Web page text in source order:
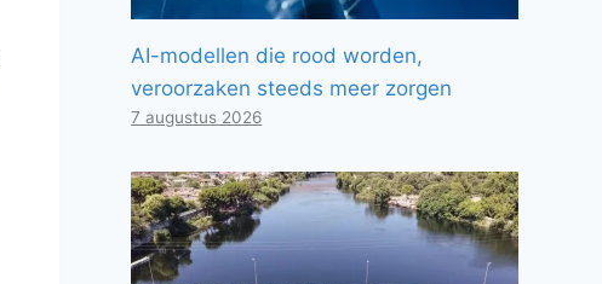
AI-modellen die rood worden,
veroorzaken steeds meer zorgen
7 augustus 2026